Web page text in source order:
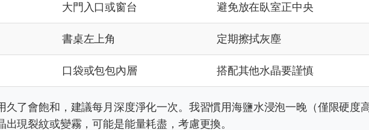
大門入口或窗台 避免放在臥室正中央
書桌左上角 定期擦拭灰塵
口袋或包包內層 搭配其他水晶要謹慎
久了會飽和，建議每月深度淨化一次。我習慣用海鹽水浸泡一晚（僅限硬度
現裂紋或變霧，可能是能量耗盡，考慮更換。